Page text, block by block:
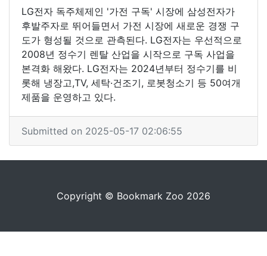
LG전자 독주체제인 '가전 구독' 시장에 삼성전자가
후발주자로 뛰어들면서 가전 시장에 새로운 경쟁 구
도가 형성될 것으로 관측된다. LG전자는 우선적으로
2008년 정수기 렌탈 산업을 시작으로 구독 사업을
본격화 해왔다. LG전자는 2024년부터 정수기를 비
롯해 냉장고,TV, 세탁·건조기, 로봇청소기 등 50여개
제품을 운영하고 있다.
Submitted on 2025-05-17 02:06:55
Copyright © Bookmark Zoo 2026